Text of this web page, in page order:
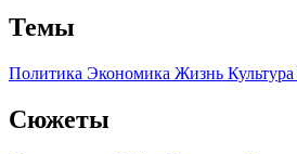
Темы
Политика Экономика Жизнь Культура
Сюжеты